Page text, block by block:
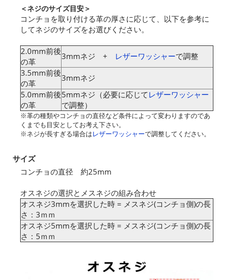
＜ネジのサイズ目安＞
コンチョを取り付ける革の厚さに応じて、以下を参考に
してネジのサイズをお選びください。
2.0mm前後
の革
3mmネジ + レザーワッシャーで調整
3.5mm前後
の革
3mmネジ
5.0mm前後
の革
5mmネジ（必要に応じて レザーワッシャー
で調整）
※革の種類やコンチョの直径など条件によって変わりますのであ
くまでも目安としてお考え下さい。
※ネジが長すぎる場合はレザーワッシャーで調整してください。
サイズ
コンチョの直径 約25mm
オスネジの選択とメスネジの組み合わせ
オスネジ3mmを選択した時 = メスネジ(コンチョ側)の長
さ：3ｍｍ
オスネジ5mmを選択した時 = メスネジ(コンチョ側)の長
さ：5ｍｍ